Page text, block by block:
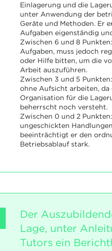
Einlagerung und die
unter Anwendung der
Geräte und Methoden. Er
Aufgaben eigenständig
Zwischen 6 und 8
Aufgaben, muss jedoch
oder Hilfe bitten, um die
Arbeit auszuführen.
Zwischen 3 und 5
ohne Aufsicht arbeiten, da
Organisation für die
beherrscht noch versteht.
Zwischen 0 und 2
ungeschickten
beeinträchtigt er den
Betriebsablauf stark.
Der
Lage, unter
Tutors ein